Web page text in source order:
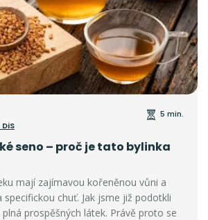
5 min.
seno – proč je tato bylinka
mají zajímavou kořeněnou vůni a
chuť. Jak jsme již podotkli
prospěšných látek. Právě proto se